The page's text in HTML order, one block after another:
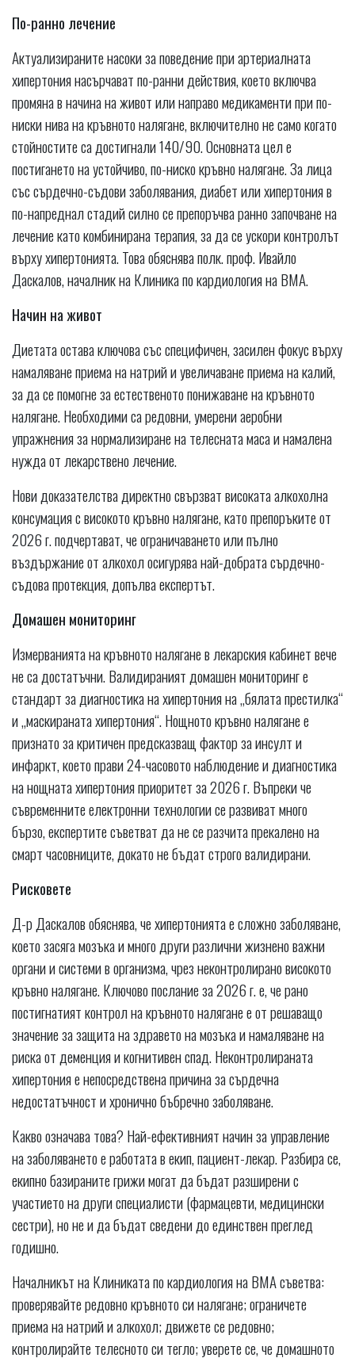
По-ранно лечение
Актуализираните насоки за поведение при артериалната
хипертония насърчават по-ранни действия, което включва
промяна в начина на живот или направо медикаменти при по-
ниски нива на кръвното налягане, включително не само когато
стойностите са достигнали 140/90. Основната цел е
постигането на устойчиво, по-ниско кръвно налягане. За лица
със сърдечно-съдови заболявания, диабет или хипертония в
по-напреднал стадий силно се препоръчва ранно започване на
лечение като комбинирана терапия, за да се ускори контролът
върху хипертонията. Това обяснява полк. проф. Ивайло
Даскалов, началник на Клиника по кардиология на ВМА.
Начин на живот
Диетата остава ключова със специфичен, засилен фокус върху
намаляване приема на натрий и увеличаване приема на калий,
за да се помогне за естественото понижаване на кръвното
налягане. Необходими са редовни, умерени аеробни
упражнения за нормализиране на телесната маса и намалена
нужда от лекарствено лечение.
Нови доказателства директно свързват високата алкохолна
консумация с високото кръвно налягане, като препоръките от
2026 г. подчертават, че ограничаването или пълно
въздържание от алкохол осигурява най-добрата сърдечно-
съдова протекция, допълва експертът.
Домашен мониторинг
Измерванията на кръвното налягане в лекарския кабинет вече
не са достатъчни. Валидираният домашен мониторинг е
стандарт за диагностика на хипертония на „бялата престилка“
и „маскираната хипертония“. Нощното кръвно налягане е
признато за критичен предсказващ фактор за инсулт и
инфаркт, което прави 24-часовото наблюдение и диагностика
на нощната хипертония приоритет за 2026 г. Въпреки че
съвременните електронни технологии се развиват много
бързо, експертите съветват да не се разчита прекалено на
смарт часовниците, докато не бъдат строго валидирани.
Рисковете
Д-р Даскалов обяснява, че хипертонията е сложно заболяване,
което засяга мозъка и много други различни жизнено важни
органи и системи в организма, чрез неконтролирано високото
кръвно налягане. Ключово послание за 2026 г. е, че рано
постигнатият контрол на кръвното налягане е от решаващо
значение за защита на здравето на мозъка и намаляване на
риска от деменция и когнитивен спад. Неконтролираната
хипертония е непосредствена причина за сърдечна
недостатъчност и хронично бъбречно заболяване.
Какво означава това? Най-ефективният начин за управление
на заболяването е работата в екип, пациент-лекар. Разбира се,
екипно базираните грижи могат да бъдат разширени с
участието на други специалисти (фармацевти, медицински
сестри), но не и да бъдат сведени до единствен преглед
годишно.
Началникът на Клиниката по кардиология на ВМА съветва:
проверявайте редовно кръвното си налягане; ограничете
приема на натрий и алкохол; движете се редовно;
контролирайте телесното си тегло; уверете се, че домашното